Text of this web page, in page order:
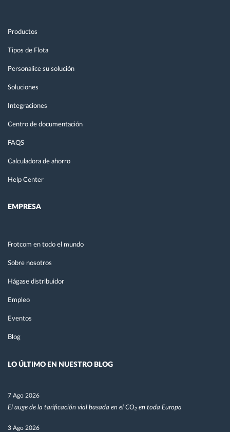
Productos
Tipos de Flota
Personalice su solución
Soluciones
Integraciones
Centro de documentación
FAQS
Calculadora de ahorro
Help Center
EMPRESA
Frotcom en todo el mundo
Sobre nosotros
Hágase distribuidor
Empleo
Eventos
Blog
LO ÚLTIMO EN NUESTRO BLOG
7 Ago 2026
El auge de la tarificación vial basada en el CO₂ en toda Europa
3 Ago 2026